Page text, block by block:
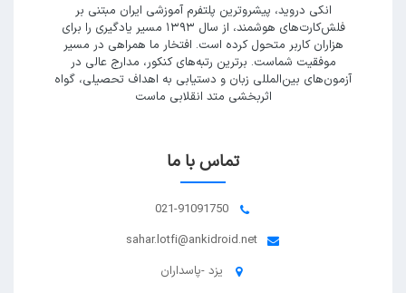
انکی دروید، پیشروترین پلتفرم آموزشی ایران مبتنی بر
فلش‌کارت‌های هوشمند، از سال ۱۳۹۳ مسیر یادگیری را برای
هزاران کاربر متحول کرده است. افتخار ما همراهی در مسیر
موفقیت شماست. برترین رتبه‌های کنکور، مدارج عالی در
آزمون‌های بین‌المللی زبان و دستیابی به اهداف تحصیلی، گواه
اثربخشی متد انقلابی ماست
تماس با ما
021-91091750
sahar.lotfi@ankidroid.net
یزد -پاسداران